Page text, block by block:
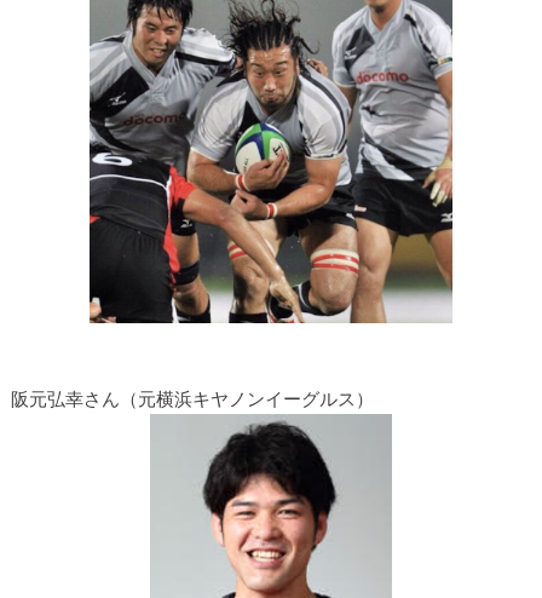
阪元弘幸さん（元横浜キヤノンイーグルス）